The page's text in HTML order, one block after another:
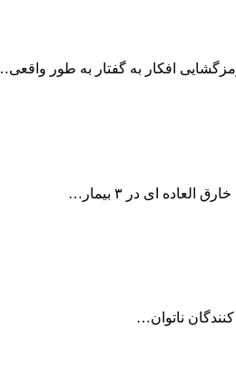
افکار به گفتار به طور